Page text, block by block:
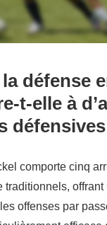
défense
t-elle à
comporte cinq
traditionnels, offrant
offenses par